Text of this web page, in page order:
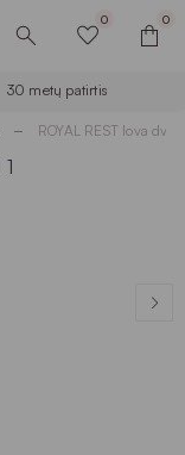
0 0
30 metų patirtis
ROYAL REST lova